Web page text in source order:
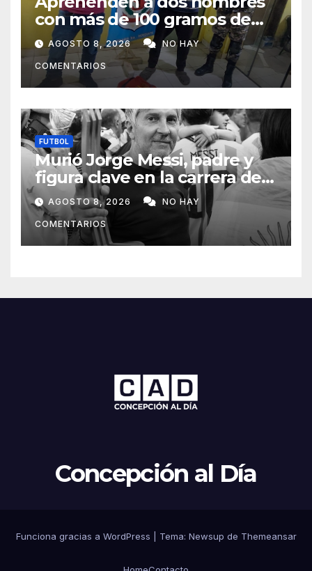
con más de 100 gramos de
supuesta marihuana en
Horqueta
AGOSTO 8, 2026 NO HAY
COMENTARIOS
FUTBOL
Murió Jorge Messi, padre y
figura clave en la carrera de
Lionel Messi
AGOSTO 8, 2026 NO HAY
COMENTARIOS
Concepción al Día
Funciona gracias a WordPress Tema: Newsup de Themeansar